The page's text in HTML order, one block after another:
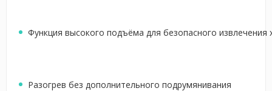
Функция высокого подъёма для безопасного извлечения
Разогрев без дополнительного подрумянивания